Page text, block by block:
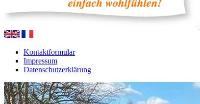
Kontaktformular
Impressum
Datenschutzerklärung